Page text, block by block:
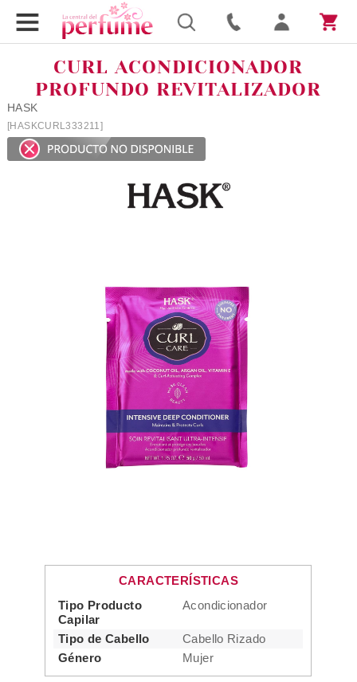
CURL ACONDICIONADOR
PROFUNDO REVITALIZADOR
HASK
[HASKCURL333211]
CARACTERÍSTICAS
Tipo Producto
Capilar
Acondicionador
Tipo de Cabello
Cabello Rizado
Género
Mujer